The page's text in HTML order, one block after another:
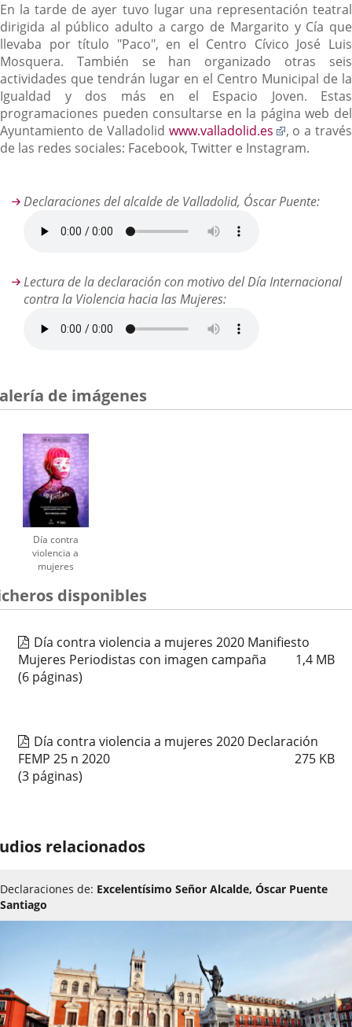
En la tarde de ayer tuvo lugar una representación teatral
dirigida al público adulto a cargo de Margarito y Cía que
llevaba por título "Paco", en el Centro Cívico José Luis
Mosquera. También se han organizado otras seis
actividades que tendrán lugar en el Centro Municipal de la
Igualdad y dos más en el Espacio Joven. Estas
programaciones pueden consultarse en la página web del
Ayuntamiento de Valladolid www.valladolid.es
Enlace
a
externa.
, o a través
de las redes sociales: Facebook, Twitter e Instagram.
Declaraciones del alcalde de Valladolid, Óscar Puente:
Lectura de la declaración con motivo del Día Internacional
contra la Violencia hacia las Mujeres:
de imágenes
Día contra
violencia a
mujeres
WEBdisponibles
Día contra violencia a mujeres 2020 Manifiesto
Mujeres Periodistas con imagen campaña
1,4 MB
(6 páginas)
Día contra violencia a mujeres 2020 Declaración
FEMP 25 n 2020
275 KB
(3 páginas)
relacionados
Declaraciones de: Excelentísimo Señor Alcalde, Óscar Puente
Santiago